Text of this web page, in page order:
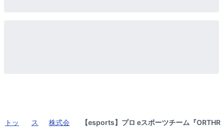
トッ
ス
株式会
【esports】プロ eスポーツチーム『ORTHR